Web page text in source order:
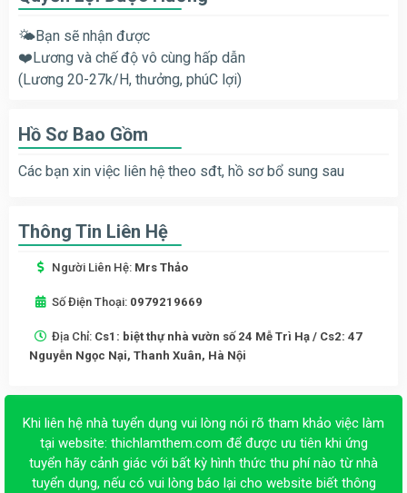
🌤Bạn sẽ nhận được
❤️Lương và chế độ vô cùng hấp dẫn
(Lương 20-27k/H, thưởng, phúC lợi)
Hồ Sơ Bao Gồm
Các bạn xin việc liên hệ theo sđt, hồ sơ bổ sung sau
Thông Tin Liên Hệ
Người Liên Hệ: Mrs Thảo
Số Điện Thoại: 0979219669
Địa Chỉ: Cs1: biệt thự nhà vườn số 24 Mễ Trì Hạ / Cs2: 47
Nguyễn Ngọc Nại, Thanh Xuân, Hà Nội
Khi liên hệ nhà tuyển dụng vui lòng nói rõ tham khảo việc làm
tại website: thichlamthem.com để được ưu tiên khi ứng
tuyển hãy cảnh giác với bất kỳ hình thức thu phí nào từ nhà
tuyển dụng, nếu có vui lòng báo lại cho website biết thông